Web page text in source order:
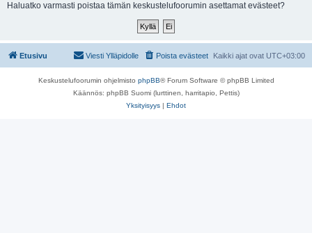
Haluatko varmasti poistaa tämän keskustelufoorumin asettamat evästeet?
Etusivu Kaikki ajat ovat UTC+03:00
Poista evästeet
Viesti Ylläpidolle
Keskustelufoorumin ohjelmisto phpBB® Forum Software © phpBB Limited
Käännös: phpBB Suomi (lurttinen, harritapio, Pettis)
Yksityisyys | Ehdot